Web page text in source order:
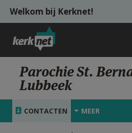
Overslaan en naar de inhoud gaan
Welkom bij Kerknet!
STARTPAGINA
KERK
VIERINGEN
Parochie St.
Lubbeek
CONTACTEN MEER